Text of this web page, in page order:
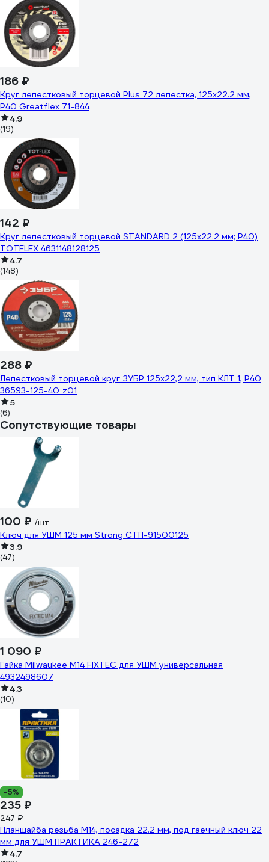
186 ₽
Круг лепестковый торцевой Plus 72 лепестка, 125x22.2 мм,
P40 Greatflex 71-844
4.9
(19)
142 ₽
Круг лепестковый торцевой STANDARD 2 (125x22.2 мм; Р40)
TOTFLEX 4631148128125
4.7
(148)
288 ₽
Лепестковый торцевой круг ЗУБР 125x22,2 мм, тип КЛТ 1, P40
36593-125-40_z01
5
(6)
Сопутствующие товары
100 ₽ /шт
Ключ для УШМ 125 мм Strong СТП-91500125
3.9
(47)
1 090 ₽
Гайка Milwaukee M14 FIXTEC для УШМ универсальная
4932498607
4.3
(10)
-5%
235 ₽
247 ₽
Планшайба резьба М14, посадка 22.2 мм, под гаечный ключ 22
мм для УШМ ПРАКТИКА 246-272
4.7